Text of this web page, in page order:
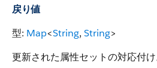
戻り値
型: Map<String, String>
更新された属性セットの対応付け